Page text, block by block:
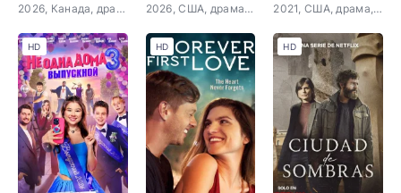
2026, Канада, драма, комедия, криминал
2026, США, драма, комедия
2021, США, драма, криминал
HD HD HD